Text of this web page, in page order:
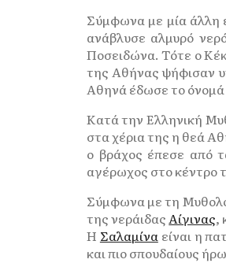
Σύμφωνα με μία άλλη
ανάβλυσε αλμυρό
Ποσειδώνα. Τότε ο
της Αθήνας ψήφισαν
Αθηνά έδωσε το
Κατά την Ελληνική
στα χέρια της η θεά
ο βράχος έπεσε από
αγέρωχος στο κέντρο
Σύμφωνα με τη
της νεράιδαςΑίγινας,
Η Σαλαμίναείναι η
και πιο σπουδαίους